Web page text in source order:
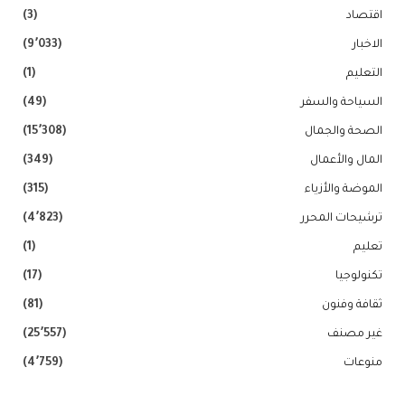
اقتصاد (3)
الاخبار (9٬033)
التعليم (1)
السياحة والسفر (49)
الصحة والجمال (15٬308)
المال والأعمال (349)
الموضة والأزياء (315)
ترشيحات المحرر (4٬823)
تعليم (1)
تكنولوجيا (17)
ثقافة وفنون (81)
غير مصنف (25٬557)
منوعات (4٬759)